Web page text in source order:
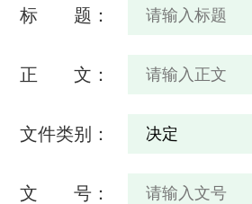
标 题：
正 文：
文件类别：
文 号：